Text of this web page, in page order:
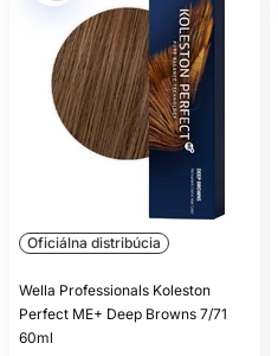
Oficiálna distribúcia
Wella Professionals Koleston
Perfect ME+ Deep Browns 7/71
60ml